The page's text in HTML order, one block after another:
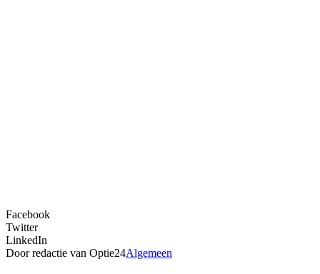
Facebook
Twitter
LinkedIn
Door redactie van Optie24Algemeen